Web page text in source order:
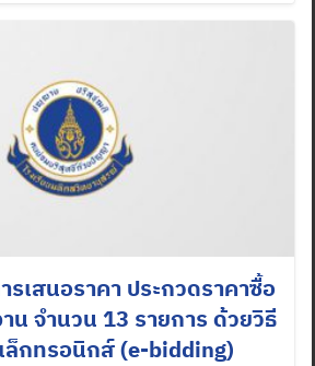
รเสนอราคา ประกวดราคาซื้อ
จำนวน 13 รายการ ด้วยวิธี
ล็กทรอนิกส์ (e-bidding)